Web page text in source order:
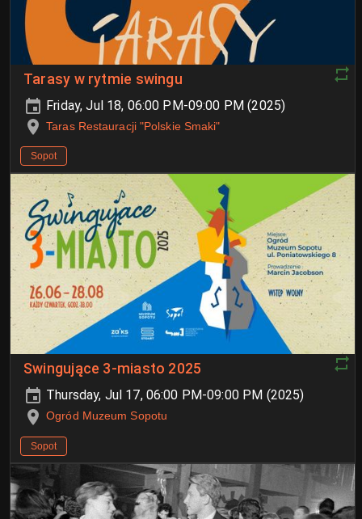
Tarasy w rytmie swingu
Friday, Jul 18, 06:00 PM-09:00 PM (2025)
Taras Restauracji "Polskie Smaki"
Sopot
Swingujące 3-miasto 2025
Thursday, Jul 17, 06:00 PM-09:00 PM (2025)
Ogród Muzeum Sopotu
Sopot